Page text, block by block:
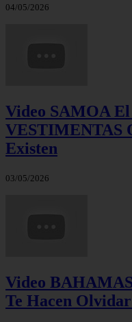
04/05/2026
Video SAMOA El
VESTIMENTAS
Existen
03/05/2026
Video
Te Hacen